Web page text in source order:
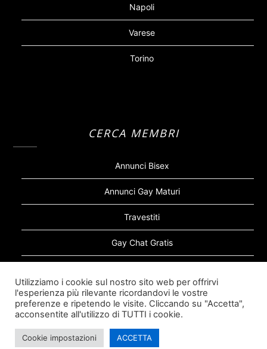
Napoli
Varese
Torino
CERCA MEMBRI
Annunci Bisex
Annunci Gay Maturi
Travestiti
Gay Chat Gratis
Sugar Daddy Gay
Utilizziamo i cookie sul nostro sito web per offrirvi
l'esperienza più rilevante ricordandovi le vostre
preferenze e ripetendo le visite. Cliccando su "Accetta",
acconsentite all'utilizzo di TUTTI i cookie.
Cookie impostazioni ACCETTA